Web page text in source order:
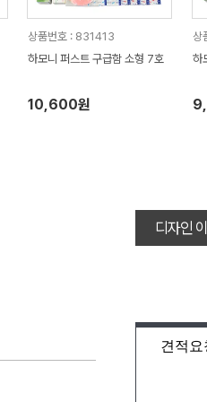
상품번호 : 831413
하모니 퍼스트 구급함 소형 7호
10,600원
상
하
디자인
견적요